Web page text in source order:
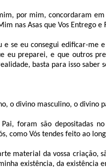
por mim, concordaram
nas Asas que Vos Entrego e
e se eu consegui edificar-me
eu preparei, e que outros
basta para isso saber
o divino masculino, o divino
foram são depositadas
como Vós tendes feito ao
material da vossa criação,
existência, da existência